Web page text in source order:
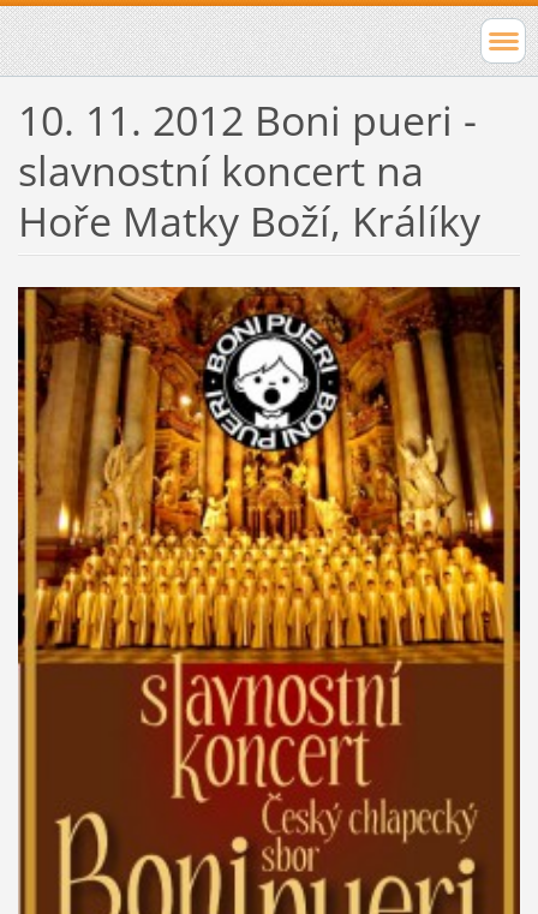
10. 11. 2012 Boni pueri -
slavnostní koncert na
Hoře Matky Boží, Králíky